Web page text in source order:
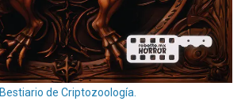
Bestiario de Criptozoología.